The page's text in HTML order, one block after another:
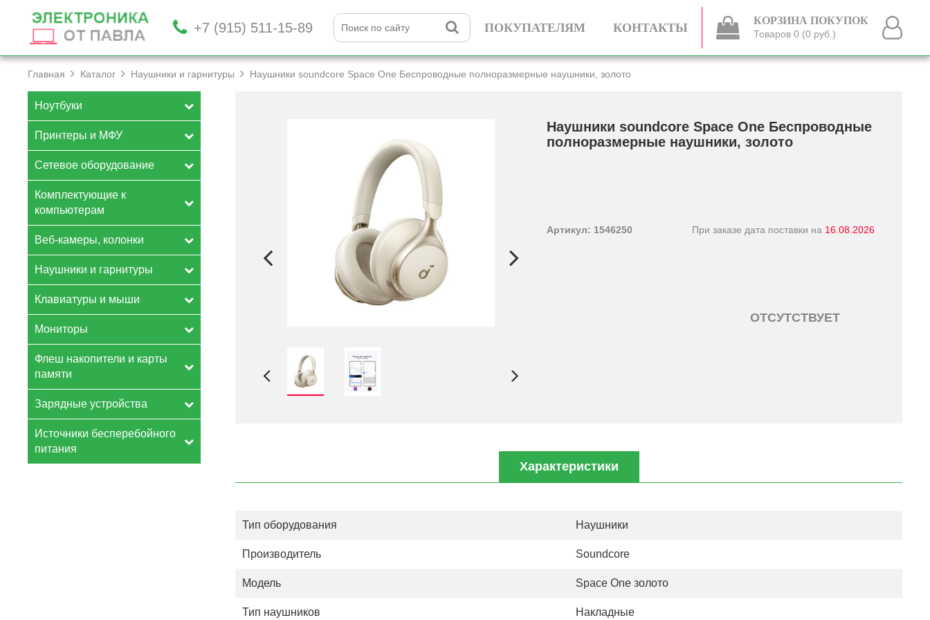
+7 (915) 511-15-89 ПОКУПАТЕЛЯМ КОНТАКТЫ КОРЗИНА ПОКУПОК
Товаров 0 (0 руб.)
Главная Каталог Наушники и гарнитуры Наушники soundcore Space One Беспроводные полноразмерные наушники, золото
Ноутбуки
Принтеры и МФУ
Сетевое оборудование
Комплектующие к
компьютерам
Веб-камеры, колонки
Наушники и гарнитуры
Клавиатуры и мыши
Мониторы
Флеш накопители и карты
памяти
Зарядные устройства
Источники бесперебойного
питания
Наушники soundcore Space One Беспроводные
полноразмерные наушники, золото
Артикул: 1546250 При заказе дата поставки на 16.08.2026
ОТСУТСТВУЕТ
Характеристики
Тип оборудования Наушники
Производитель Soundcore
Модель Space One золото
Тип наушников Накладные